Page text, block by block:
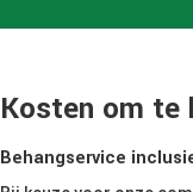
Kosten om te
Behangservice